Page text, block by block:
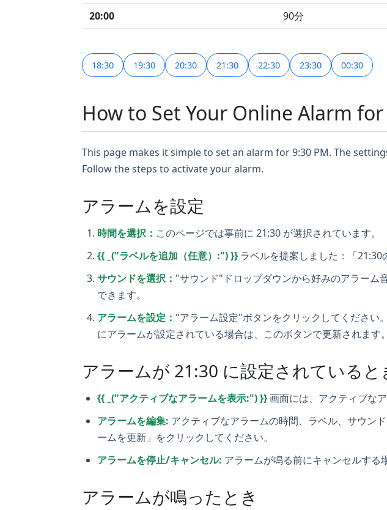
20:00
90分
18:30 19:30 20:30 21:30 22:30 23:30 00:30
How to Set Your Online Alarm for
This page makes it simple to set an alarm for 9:30 PM. The
Follow the steps to activate your alarm.
アラームを設定
時間を選択： このページでは事前に 21:30 が選択されています。
{{ _("ラベルを追加（任意）:") }} ラベルを提案しました：「21:30
サウンドを選択： "サウンド"ドロップダウンから好みのアラーム
できます。
アラームを設定： "アラーム設定"ボタンをクリックしてください
にアラームが設定されている場合は、このボタンで更新されます。
アラームが 21:30 に設定されていると
{{ _("アクティブなアラームを表示:") }}画面には、アクティブな
アラームを編集: アクティブなアラームの時間、ラベル、サウン
ームを更新」をクリックしてください。
アラームを停止/キャンセル: アラームが鳴る前にキャンセルする
アラームが鳴ったとき